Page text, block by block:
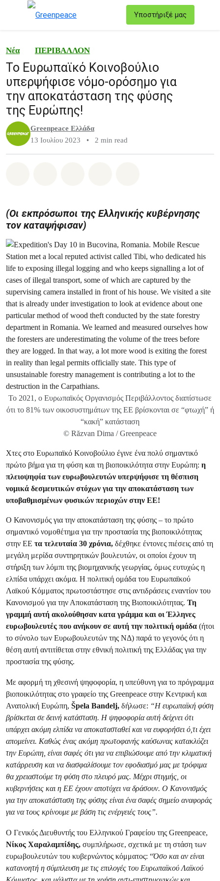
Υποστήριξέ μας
Νέα ΠΕΡΙΒΑΛΛΟΝ
Το Ευρωπαϊκό Κοινοβούλιο
υπερψήφισε νόμο-ορόσημο για
την αποκατάσταση της φύσης
της Ευρώπης!
Greenpeace Ελλάδα
13 Ιουλίου 2023
• 2 min read
(Οι εκπρόσωποι της Ελληνικής κυβέρνησης
τον καταψήφισαν)
Το 2021, ο Ευρωπαϊκός Οργανισμός Περιβάλλοντος διαπίστωσε
ότι το 81% των οικοσυστημάτων της ΕΕ βρίσκονται σε “φτωχή” ή
“κακή” κατάσταση
© Răzvan Dima / Greenpeace
Χτες στο Ευρωπαϊκό Κοινοβούλιο έγινε ένα πολύ σημαντικό
πρώτο βήμα για τη φύση και τη βιοποικιλότητα στην Ευρώπη: η
πλειοψηφία των ευρωβουλευτών υπερψήφισε τη θέσπιση
νομικά δεσμευτικών στόχων για την αποκατάσταση των
υποβαθμισμένων φυσικών περιοχών στην ΕΕ!
Ο Κανονισμός για την αποκατάσταση της φύσης – το πρώτο
σημαντικό νομοθέτημα για την προστασία της βιοποικιλότητας
στην ΕΕ τα τελευταία 30 χρόνια, δέχθηκε έντονες πιέσεις από τη
μεγάλη μερίδα συντηρητικών βουλευτών, οι οποίοι έχουν τη
στήριξη των λόμπι της βιομηχανικής γεωργίας, όμως ευτυχώς η
ελπίδα υπάρχει ακόμα. Η πολιτική ομάδα του Ευρωπαϊκού
Λαϊκού Κόμματος πρωτοστάστησε στις αντιδράσεις εναντίον του
Κανονισμού για την Αποκατάσταση της Βιοποικιλότητας. Τη
γραμμή αυτή ακολούθησαν κατα γράμμα και οι Έλληνες
ευρωβουλευτές που ανήκουν σε αυτή την πολιτική ομάδα (ήτοι
το σύνολο των Ευρωβουλευτών της ΝΔ) παρά το γεγονός ότι η
θέση αυτή αντιτίθεται στην εθνική πολιτική της Ελλάδας για την
προστασία της φύσης.
Με αφορμή τη χθεσινή ψηφοφορία, η υπεύθυνη για το πρόγραμμα
βιοποικιλότητας στο γραφείο της Greenpeace στην Κεντρική και
Ανατολική Ευρώπη, Špela Bandelj, δήλωσε: “Η ευρωπαϊκή φύση
βρίσκεται σε δεινή κατάσταση. Η ψηφοφορία αυτή δείχνει ότι
υπάρχει ακόμη ελπίδα να αποκατασταθεί και να ευφορήσει ό,τι έχει
απομείνει. Καθώς ένας ακόμη πρωτοφανής καύσωνας κατακλύζει
την Ευρώπη, είναι σαφές ότι για να επιβιώσουμε από την κλιματική
κατάρρευση και να διασφαλίσουμε τον εφοδιασμό μας με τρόφιμα
θα χρειαστούμε τη φύση στο πλευρό μας. Μέχρι στιγμής, οι
κυβερνήσεις και η ΕΕ έχουν αποτύχει να δράσουν. Ο Κανονισμός
για την αποκατάσταση της φύσης είναι ένα σαφές σημείο αναφοράς
για να τους κρίνουμε με βάση τις ενέργειές τους”.
Ο Γενικός Διευθυντής του Ελληνικού Γραφείου της Greenpeace,
Νίκος Χαραλαμπίδης, συμπλήρωσε, σχετικά με τη στάση των
ευρωβουλευτών του κυβερνώντος κόμματος: “Όσο και αν είναι
κατανοητή η σύμπλευση με τις επιλογές του Ευρωπαϊκού Λαϊκού